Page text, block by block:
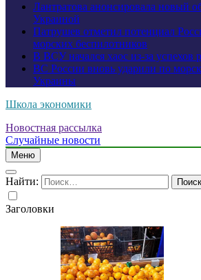
Лантратова анонсировала новый
Украиной
Патрушев отметил потенциал
морских беспилотников
В ВСУ начался хаос из-за успехов
ВС России вновь ударили по
Украины
Школа экономики
Новостная рассылка
Случайные новости
Меню
Найти:
Заголовки